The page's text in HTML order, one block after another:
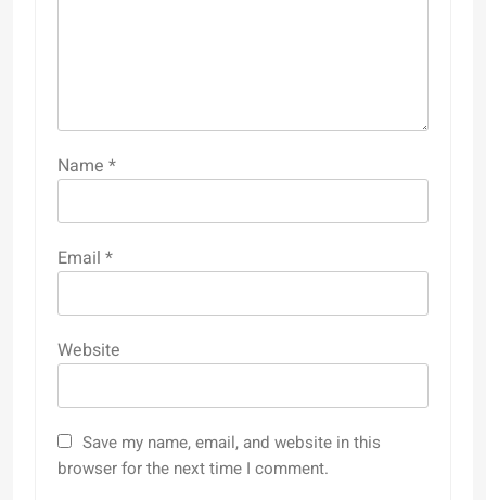
Name *
Email *
Website
Save my name, email, and website in this
browser for the next time I comment.